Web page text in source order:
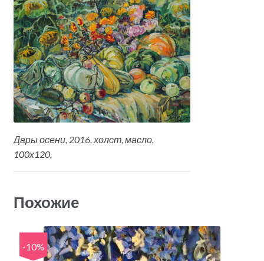
Дары осени, 2016, холст, масло,
100х120,
Похожие
-10%